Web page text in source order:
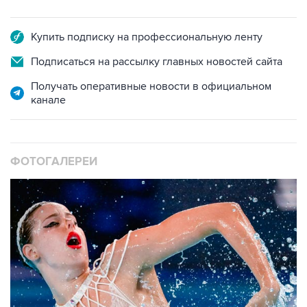
Купить подписку на профессиональную ленту
Подписаться на рассылку главных новостей сайта
Получать оперативные новости в официальном
канале
ФОТОГАЛЕРЕИ